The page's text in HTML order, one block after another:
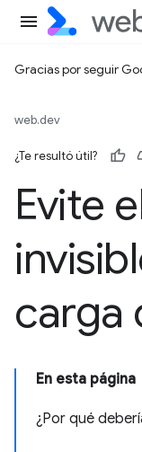
Gracias por seguir
web.dev
¿Te resultó útil?
Evite
carga
En esta página
¿Por qué